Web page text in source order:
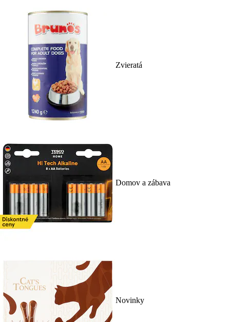
Zvieratá
Domov a zábava
Novinky